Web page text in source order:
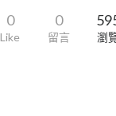
0
Like
0
留言 瀏